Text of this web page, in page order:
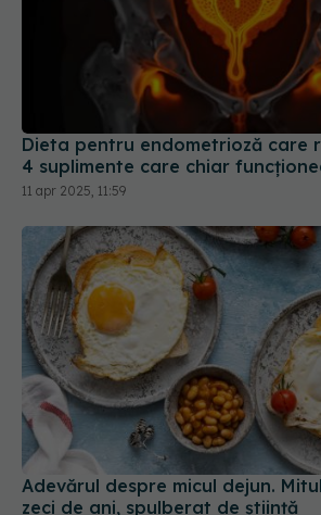
Dieta pentru endometrioză care
4 suplimente care chiar
Adevărul despre micul dejun.
zeci de ani, spulberat de știință
04 noi 2025, 16:54